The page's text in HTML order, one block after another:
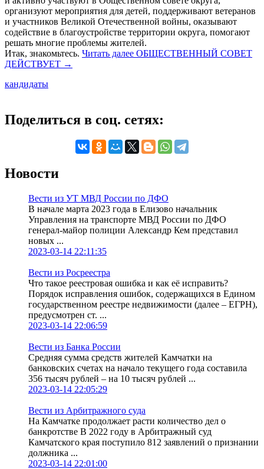
организуют мероприятия для детей, поддерживают ветеранов
и участников Великой Отечественной войны, оказывают
содействие в благоустройстве территории округа, помогают
решать многие проблемы жителей.
Итак, знакомьтесь. Читать далее ОБЩЕСТВЕННЫЙ СОВЕТ
ДЕЙСТВУЕТ →
кандидаты
Поделиться в соц. сетях:
Новости
Вести из УТ МВД России по ДФО
В начале марта 2023 года в Елизово начальник
Управления на транспорте МВД России по ДФО
генерал-майор полиции Александр Кем представил
новых ...
2023-03-14 22:11:35
Вести из Росреестра
Что такое реестровая ошибка и как её исправить?
Порядок исправления ошибок, содержащихся в Едином
государственном реестре недвижимости (далее – ЕГРН),
предусмотрен ст. ...
2023-03-14 22:06:59
Вести из Банка России
Средняя сумма средств жителей Камчатки на
банковских счетах на начало текущего года составила
356 тысяч рублей – на 10 тысяч рублей ...
2023-03-14 22:05:29
Вести из Арбитражного суда
На Камчатке продолжает расти количество дел о
банкротстве В 2022 году в Арбитражный суд
Камчатского края поступило 812 заявлений о признании
должника ...
2023-03-14 22:01:00